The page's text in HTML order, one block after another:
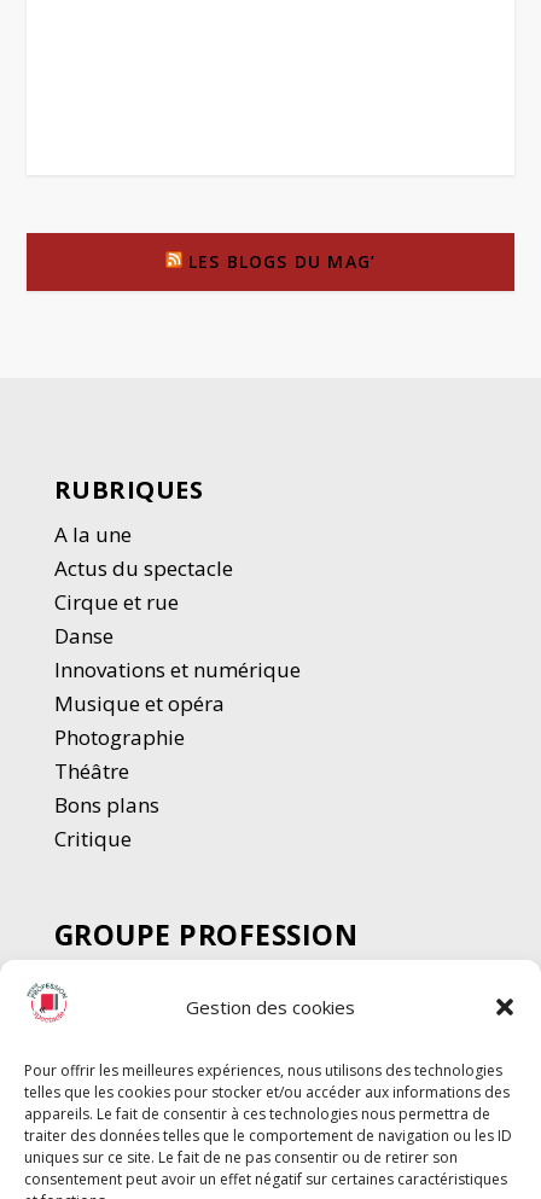
Gestion des cookies
Pour offrir les meilleures expériences, nous utilisons des technologies
telles que les cookies pour stocker et/ou accéder aux informations des
appareils. Le fait de consentir à ces technologies nous permettra de
traiter des données telles que le comportement de navigation ou les ID
uniques sur ce site. Le fait de ne pas consentir ou de retirer son
consentement peut avoir un effet négatif sur certaines caractéristiques
LES BLOGS DU MAG’
RUBRIQUES
A la une
Actus du spectacle
Cirque et rue
Danse
Innovations et numérique
Musique et opéra
Photographie
Théâtre
Bons plans
Critique
GROUPE PROFESSION
SPECTACLE
Chèque Intermittents
Chèque Compta
Chèque Emploi Spectacle
G-Pods
Profession Audio-visuel